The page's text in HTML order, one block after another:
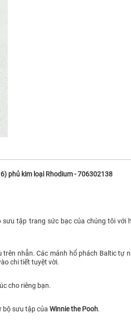
phủ kim loại Rhodium - 706302138
tập trang sức bạc của chúng tôi với
nhẫn. Các mảnh hổ phách Baltic tự
chi tiết tuyệt vời.
cho riêng bạn.
bộ sưu tập của Winnie the Pooh.